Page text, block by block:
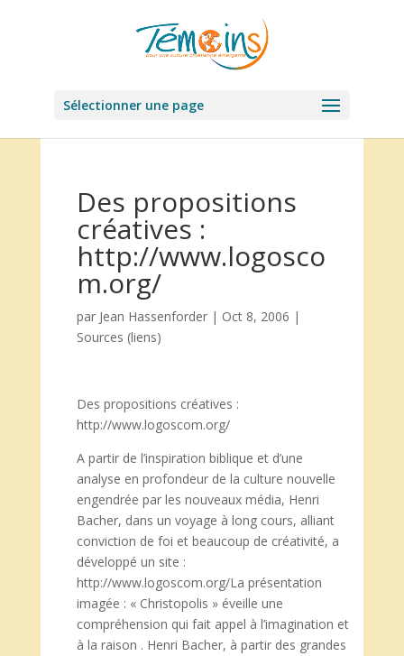
Sélectionner une page
Des propositions
créatives :
http://www.logosco
m.org/
par Jean Hassenforder| Oct 8, 2006 |
Sources (liens)
Des propositions créatives :
http://www.logoscom.org/
A partir de l’inspiration biblique et d’une
analyse en profondeur de la culture nouvelle
engendrée par les nouveaux média, Henri
Bacher, dans un voyage à long cours, alliant
conviction de foi et beaucoup de créativité, a
développé un site :
http://www.logoscom.org/La présentation
imagée : « Christopolis » éveille une
compréhension qui fait appel à l’imagination et
à la raison . Henri Bacher, à partir des grandes